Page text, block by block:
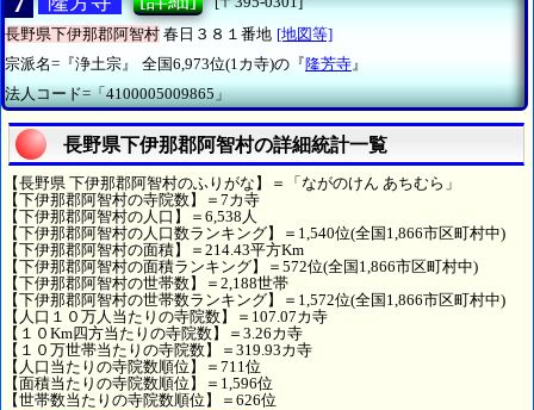
長野県下伊那郡阿智村 春日３８１番地 [地図等]
宗派名=『浄土宗』
全国6,973位(1カ寺)の『隆芳寺 』
法人コード=「4100005009865」
長野県下伊那郡阿智村の詳細統計一覧
【長野県 下伊那郡阿智村のふりがな】＝「ながのけん あちむら」
【下伊那郡阿智村の寺院数】＝7カ寺
【下伊那郡阿智村の人口】＝6,538人
【下伊那郡阿智村の人口数ランキング】＝1,540位(全国1,866市区町村中)
【下伊那郡阿智村の面積】＝214.43平方Km
【下伊那郡阿智村の面積ランキング】＝572位(全国1,866市区町村中)
【下伊那郡阿智村の世帯数】＝2,188世帯
【下伊那郡阿智村の世帯数ランキング】＝1,572位(全国1,866市区町村中)
【人口１０万人当たりの寺院数】＝107.07カ寺
【１０Km四方当たりの寺院数】＝3.26カ寺
【１０万世帯当たりの寺院数】＝319.93カ寺
【人口当たりの寺院数順位】＝711位
【面積当たりの寺院数順位】＝1,596位
【世帯数当たりの寺院数順位】＝626位